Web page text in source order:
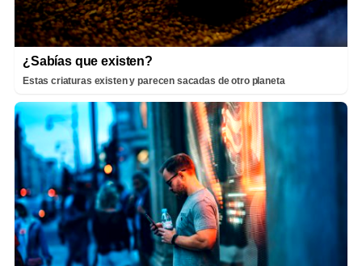
¿Sabías que existen?
Estas criaturas existen y parecen sacadas de otro planeta